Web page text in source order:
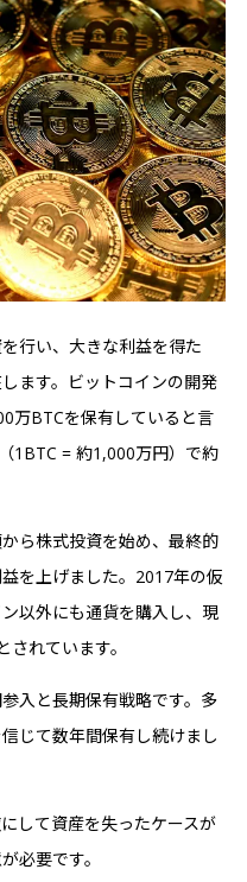
行い、大きな利益を得た
ます。ビットコインの開発
万BTCを保有していると言
1BTC = 約1,000万円）で約
ら株式投資を始め、最終的
を上げました。2017年の仮
以外にも通貨を購入し、現
れています。
入と長期保有戦略です。多
じて数年間保有し続けまし
して資産を失ったケースが
必要です。